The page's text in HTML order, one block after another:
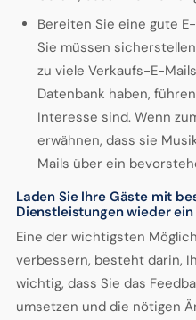
Bereiten Sie eine gute
Sie müssen
zu viele Verkaufs-E-
Datenbank haben,
Interesse sind. Wenn
erwähnen, dass sie
Mails über ein
Laden Sie Ihre Gäste mit
Dienstleistungen wieder ein
Eine der wichtigsten
verbessern, besteht darin,
wichtig, dass Sie das
umsetzen und die nötigen